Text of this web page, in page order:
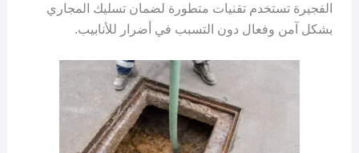
الفجيرة تستخدم تقنيات متطورة لضمان تسليك المجاري
بشكل آمن وفعال دون التسبب في أضرار للأنابيب.